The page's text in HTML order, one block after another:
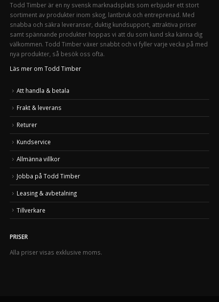
Todd Timber är en ny svensk marknadsplats som erbjuder ett stort
sortiment av produkter inom skog, lantbruk och entreprenad. Med
snabba och säkra leveranser, duktig kundsupport, attraktiva priser
samt spännande produkter hoppas vi att du som kund ska känna dig
välkommen. Todd Timber växer snabbt och vi fyller varje vecka på med
nya produkter, så besök oss ofta.
Läs mer om Todd Timber
Att handla & betala
Frakt & leverans
Returer
Kundservice
Allmänna villkor
Jobba på Todd Timber
Leasing & avbetalning
Tillverkare
PRISER
Alla priser visas exklusive moms.